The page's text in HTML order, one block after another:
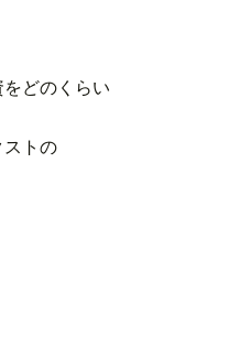
どのくらい
ストの